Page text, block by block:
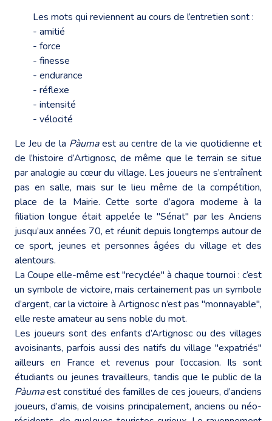
Les mots qui reviennent au cours de l’entretien sont :
- amitié
- force
- finesse
- endurance
- réflexe
- intensité
- vélocité
Le Jeu de la Pàumaest au centre de la vie quotidienne et
de l’histoire d’Artignosc, de même que le terrain se situe
par analogie au cœur du village. Les joueurs ne s’entraînent
pas en salle, mais sur le lieu même de la compétition,
place de la Mairie. Cette sorte d’agora moderne à la
filiation longue était appelée le "Sénat" par les Anciens
jusqu’aux années 70, et réunit depuis longtemps autour de
ce sport, jeunes et personnes âgées du village et des
alentours.
La Coupe elle-même est "recyclée" à chaque tournoi : c’est
un symbole de victoire, mais certainement pas un symbole
d’argent, car la victoire à Artignosc n’est pas "monnayable",
elle reste amateur au sens noble du mot.
Les joueurs sont des enfants d’Artignosc ou des villages
avoisinants, parfois aussi des natifs du village "expatriés"
ailleurs en France et revenus pour l’occasion. Ils sont
étudiants ou jeunes travailleurs, tandis que le public de la
Pàumaest constitué des familles de ces joueurs, d’anciens
joueurs, d’amis, de voisins principalement, anciens ou néo-